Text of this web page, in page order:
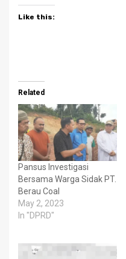
Like this:
Related
Pansus Investigasi
Bersama Warga Sidak PT.
Berau Coal
May 2, 2023
In "DPRD"